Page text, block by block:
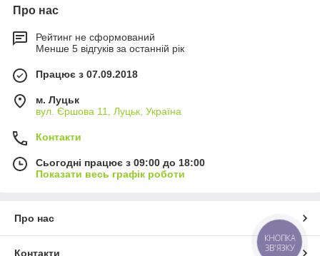
Про нас
Рейтинг не сформований
Менше 5 відгуків за останній рік
Працює з 07.09.2018
м. Луцьк
вул. Єршова 11, Луцьк, Україна
Контакти
Сьогодні працює з 09:00 до 18:00
Показати весь графік роботи
Про нас
Контакти
КНОПКА
ЗВ'ЯЗКУ